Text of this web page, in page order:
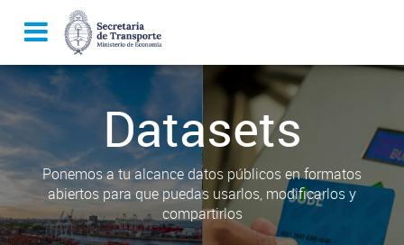
Datasets
Ponemos a tu alcance datos públicos en formatos
abiertos para que puedas usarlos, modificarlos y
compartirlos